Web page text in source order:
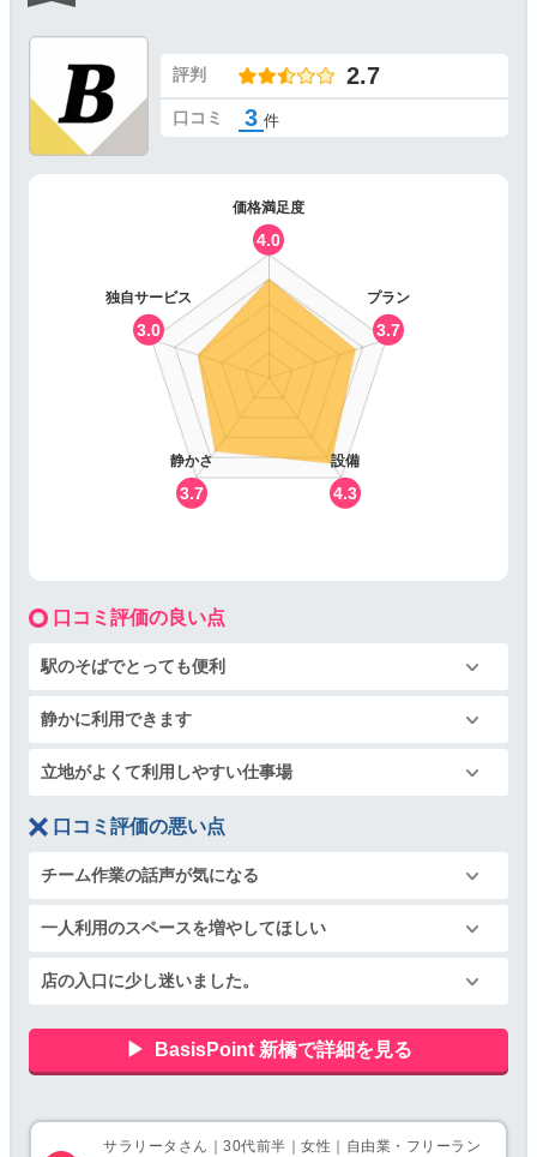
評判 2.7
口コミ 3 件
価格満足度
4.0
プラン
3.7
設備
4.3
静かさ
3.7
独自サービス
3.0
口コミ評価の良い点
駅のそばでとっても便利
静かに利用できます
立地がよくて利用しやすい仕事場
口コミ評価の悪い点
チーム作業の話声が気になる
一人利用のスペースを増やしてほしい
店の入口に少し迷いました。
BasisPoint 新橋で詳細を見る
サラリータさん｜30代前半｜女性｜自由業・フリーラン